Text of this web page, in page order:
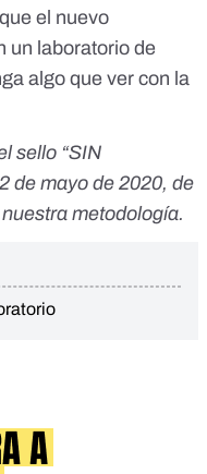
el nuevo
un laboratorio de
algo que ver con la
sello “SIN
de mayo de 2020, de
metodología.